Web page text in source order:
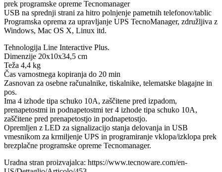
prek programske opreme Tecnomanager
USB na sprednji strani za hitro polnjenje pametnih telefonov/tablic
Programska oprema za upravljanje UPS TecnoManager, združljiva z
Windows, Mac OS X, Linux itd.
Tehnologija Line Interactive Plus.
Dimenzije 20x10x34,5 cm
Teža 4,4 kg
Čas varnostnega kopiranja do 20 min
Zasnovan za osebne računalnike, tiskalnike, telematske blagajne in
pos.
Ima 4 izhode tipa schuko 10A, zaščitene pred izpadom,
prenapetostmi in podnapetostmi ter 4 izhode tipa schuko 10A,
zaščitene pred prenapetostjo in podnapetostjo.
Opremljen z LED za signalizacijo stanja delovanja in USB
vmesnikom za krmiljenje UPS in programiranje vklopa/izklopa prek
brezplačne programske opreme Tecnomanager.
Uradna stran proizvajalca: https://www.tecnoware.com/en-